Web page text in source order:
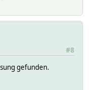
#8
gefunden.